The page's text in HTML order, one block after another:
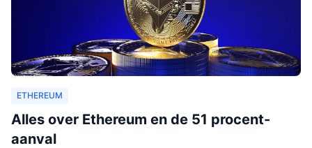
ETHEREUM
Alles over Ethereum en de 51 procent-
aanval